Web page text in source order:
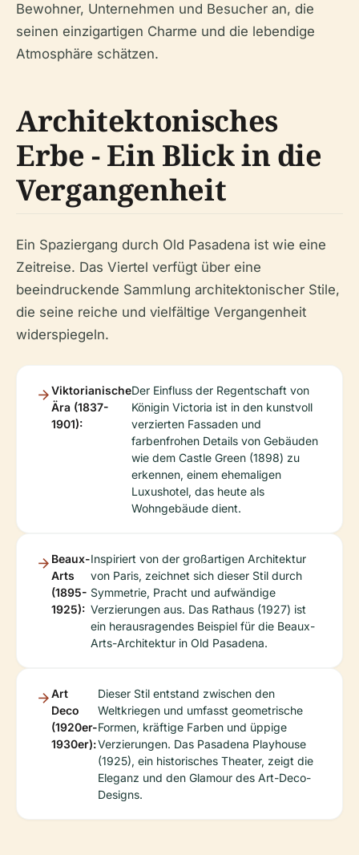
Bewohner, Unternehmen und Besucher an, die
seinen einzigartigen Charme und die lebendige
Atmosphäre schätzen.
Architektonisches
Erbe - Ein Blick in die
Vergangenheit
Ein Spaziergang durch Old Pasadena ist wie eine
Zeitreise. Das Viertel verfügt über eine
beeindruckende Sammlung architektonischer Stile,
die seine reiche und vielfältige Vergangenheit
widerspiegeln.
Viktorianische
Ära (1837-
1901):
Der Einfluss der Regentschaft von
Königin Victoria ist in den kunstvoll
verzierten Fassaden und
farbenfrohen Details von Gebäuden
wie dem Castle Green (1898) zu
erkennen, einem ehemaligen
Luxushotel, das heute als
Wohngebäude dient.
Beaux-
Arts
(1895-
1925):
Inspiriert von der großartigen Architektur
von Paris, zeichnet sich dieser Stil durch
Symmetrie, Pracht und aufwändige
Verzierungen aus. Das Rathaus (1927) ist
ein herausragendes Beispiel für die Beaux-
Arts-Architektur in Old Pasadena.
Art
Deco
(1920er-
1930er):
Dieser Stil entstand zwischen den
Weltkriegen und umfasst geometrische
Formen, kräftige Farben und üppige
Verzierungen. Das Pasadena Playhouse
(1925), ein historisches Theater, zeigt die
Eleganz und den Glamour des Art-Deco-
Designs.